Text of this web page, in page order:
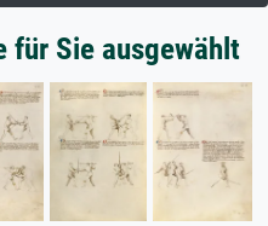
für Sie ausgewählt